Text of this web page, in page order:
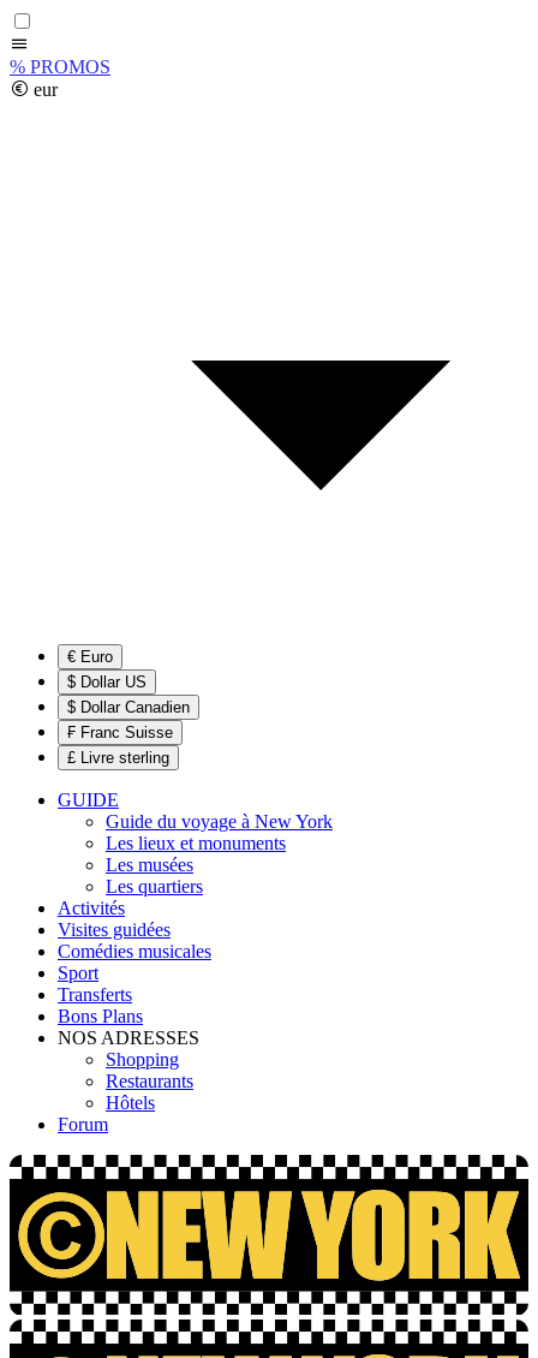
% PROMOS
eur
€ Euro
$ Dollar US
$ Dollar Canadien
₣ Franc Suisse
£ Livre sterling
GUIDE
Guide du voyage à New York
Les lieux et monuments
Les musées
Les quartiers
Activités
Visites guidées
Comédies musicales
Sport
Transferts
Bons Plans
NOS ADRESSES
Shopping
Restaurants
Hôtels
Forum